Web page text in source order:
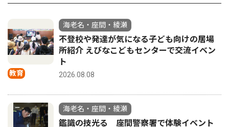
教育
海老名・座間・綾瀬
不登校や発達が気になる子ども向けの居場
所紹介 えびなこどもセンターで交流イベン
ト
2026.08.08
海老名・座間・綾瀬
鑑識の技光る 座間警察署で体験イベント